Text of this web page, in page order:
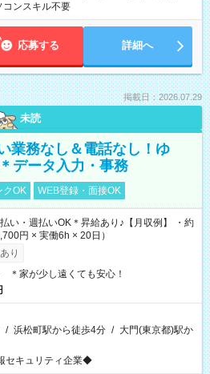
コンスキル不要
応募する 詳細へ
掲載日：2026.07.29
未読
業務なし＆電話なし！ゆ
データ入力・事務
クOK WEB登録・面接OK
い・週払いOK＊昇給あり♪【月収例】 ・約
円 × 実働6h × 20日）
り
家が少し遠くても安心！
/ 浜松町駅から徒歩4分 / 大門(東京都)駅か
キュリティ企業◆